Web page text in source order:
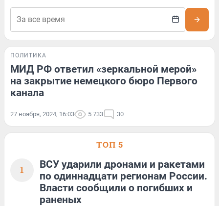
ПОЛИТИКА
МИД РФ ответил «зеркальной мерой»
на закрытие немецкого бюро Первого
канала
27 ноября, 2024, 16:03 5 733 30
ТОП 5
1
ВСУ ударили дронами и ракетами
по одиннадцати регионам России.
Власти сообщили о погибших и
раненых